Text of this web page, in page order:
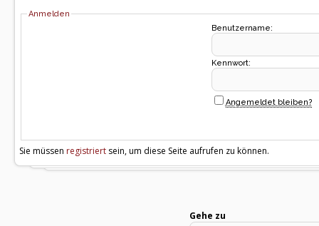
Anmelden
Benutzername:
Kennwort:
Angemeldet bleiben?
Sie müssen registriert sein, um diese Seite aufrufen zu können.
Gehe zu